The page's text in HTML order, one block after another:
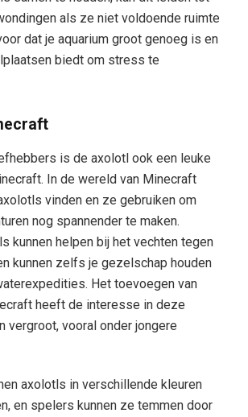
als ze niet voldoende ruimte
dat je aquarium groot genoeg is en
biedt om stress te
is de axolotl ook een leuke
In de wereld van Minecraft
vinden en ze gebruiken om
nog spannender te maken.
kunnen helpen bij het vechten tegen
kunnen zelfs je gezelschap houden
Het toevoegen van
heeft de interesse in deze
vergroot, vooral onder jongere
axolotls in verschillende kleuren
en spelers kunnen ze temmen door